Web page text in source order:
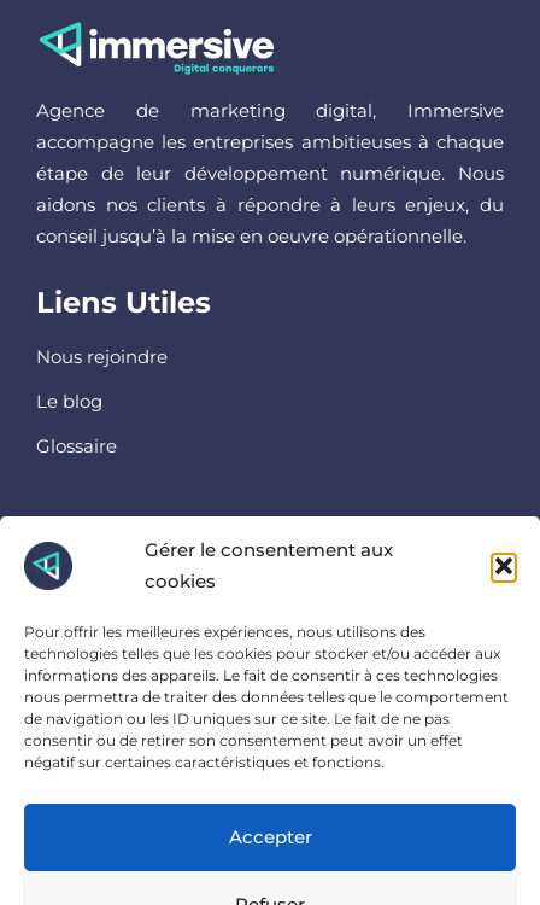
Gérer le consentement aux
cookies
Pour offrir les meilleures expériences, nous utilisons des
technologies telles que les cookies pour stocker et/ou accéder aux
informations des appareils. Le fait de consentir à ces technologies
nous permettra de traiter des données telles que le comportement
de navigation ou les ID uniques sur ce site. Le fait de ne pas
consentir ou de retirer son consentement peut avoir un effet
négatif sur certaines caractéristiques et fonctions.
Accepter
Agence de marketing digital, Immersive
accompagne les entreprises ambitieuses à chaque
étape de leur développement numérique. Nous
aidons nos clients à répondre à leurs enjeux, du
conseil jusqu’à la mise en oeuvre opérationnelle.
Liens Utiles
Nous rejoindre
Le blog
Glossaire
Instagram
Facebook
Et là
23 Ter Rue Charles Sanglier, 45000 Orléans